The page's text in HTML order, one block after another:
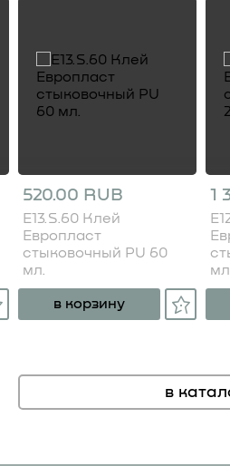
520.00 RUB
E13.S.60 Клей
Европласт
стыковочный PU 60
мл.
в корзину
1
мл.
в